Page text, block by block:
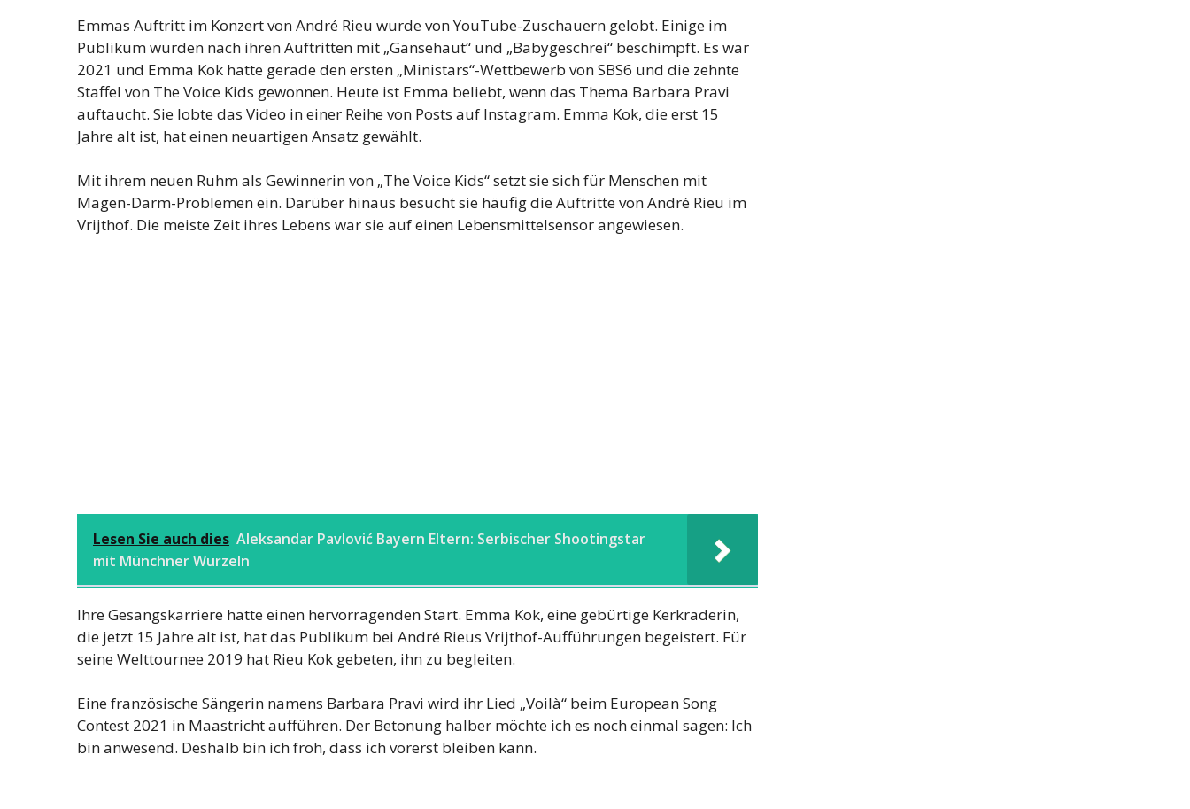
Emmas Auftritt im Konzert von André Rieu wurde von YouTube-Zuschauern gelobt. Einige im
Publikum wurden nach ihren Auftritten mit „Gänsehaut“ und „Babygeschrei“ beschimpft. Es war
2021 und Emma Kok hatte gerade den ersten „Ministars“-Wettbewerb von SBS6 und die zehnte
Staffel von The Voice Kids gewonnen. Heute ist Emma beliebt, wenn das Thema Barbara Pravi
auftaucht. Sie lobte das Video in einer Reihe von Posts auf Instagram. Emma Kok, die erst 15
Jahre alt ist, hat einen neuartigen Ansatz gewählt.
Mit ihrem neuen Ruhm als Gewinnerin von „The Voice Kids“ setzt sie sich für Menschen mit
Magen-Darm-Problemen ein. Darüber hinaus besucht sie häufig die Auftritte von André Rieu im
Vrijthof. Die meiste Zeit ihres Lebens war sie auf einen Lebensmittelsensor angewiesen.
Lesen Sie auch dies Aleksandar Pavlović Bayern Eltern: Serbischer Shootingstar
mit Münchner Wurzeln
Ihre Gesangskarriere hatte einen hervorragenden Start. Emma Kok, eine gebürtige Kerkraderin,
die jetzt 15 Jahre alt ist, hat das Publikum bei André Rieus Vrijthof-Aufführungen begeistert. Für
seine Welttournee 2019 hat Rieu Kok gebeten, ihn zu begleiten.
Eine französische Sängerin namens Barbara Pravi wird ihr Lied „Voilà“ beim European Song
Contest 2021 in Maastricht aufführen. Der Betonung halber möchte ich es noch einmal sagen: Ich
bin anwesend. Deshalb bin ich froh, dass ich vorerst bleiben kann.